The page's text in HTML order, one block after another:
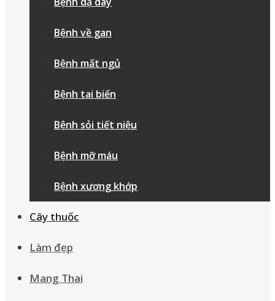
Bệnh về gan
Bệnh mất ngủ
Bệnh tai biến
Bệnh sỏi tiết niệu
Bệnh mỡ máu
Bệnh xương khớp
Cây thuốc
Làm đẹp
Mang Thai